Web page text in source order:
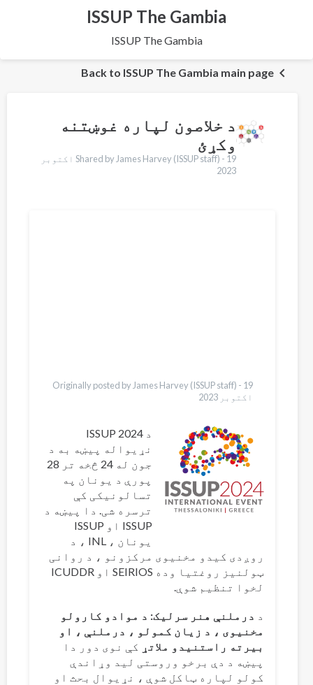
ISSUP The Gambia
ISSUP The Gambia
Back to ISSUP The Gambia main page
د خلاصون لپاره غوښتنه
وکړئ
Shared by James Harvey (ISSUP staff) - 19 اکتوبر
2023
Originally posted by James Harvey (ISSUP staff) - 19
اکتوبر 2023
د 2024 ISSUP
نړیواله پیښه به د
جون له 24 څخه تر 28
پورې د یونان په
تسالونیکی کې
ترسره شی. دا پیښه د
ISSUP او ISSUP
یونان ، INL ، د
روږدی کیدو مخنیوی مرکزونو ، د روانی
ټولنیز روغتیا وده SEIRIOS او ICUDDR
لخوا تنظیم شوې.
د درملنې هنر سرلیک: د موادو کارولو
مخنیوی ، د زیان کمولو ، درملنې ، او
بیرته راستنیدو ملاتړ کې نوی دور دا
پیښه د دې برخو وروستی لید وړاندې
کولو لپاره ټاکل شوې ، نړیوال بحث او